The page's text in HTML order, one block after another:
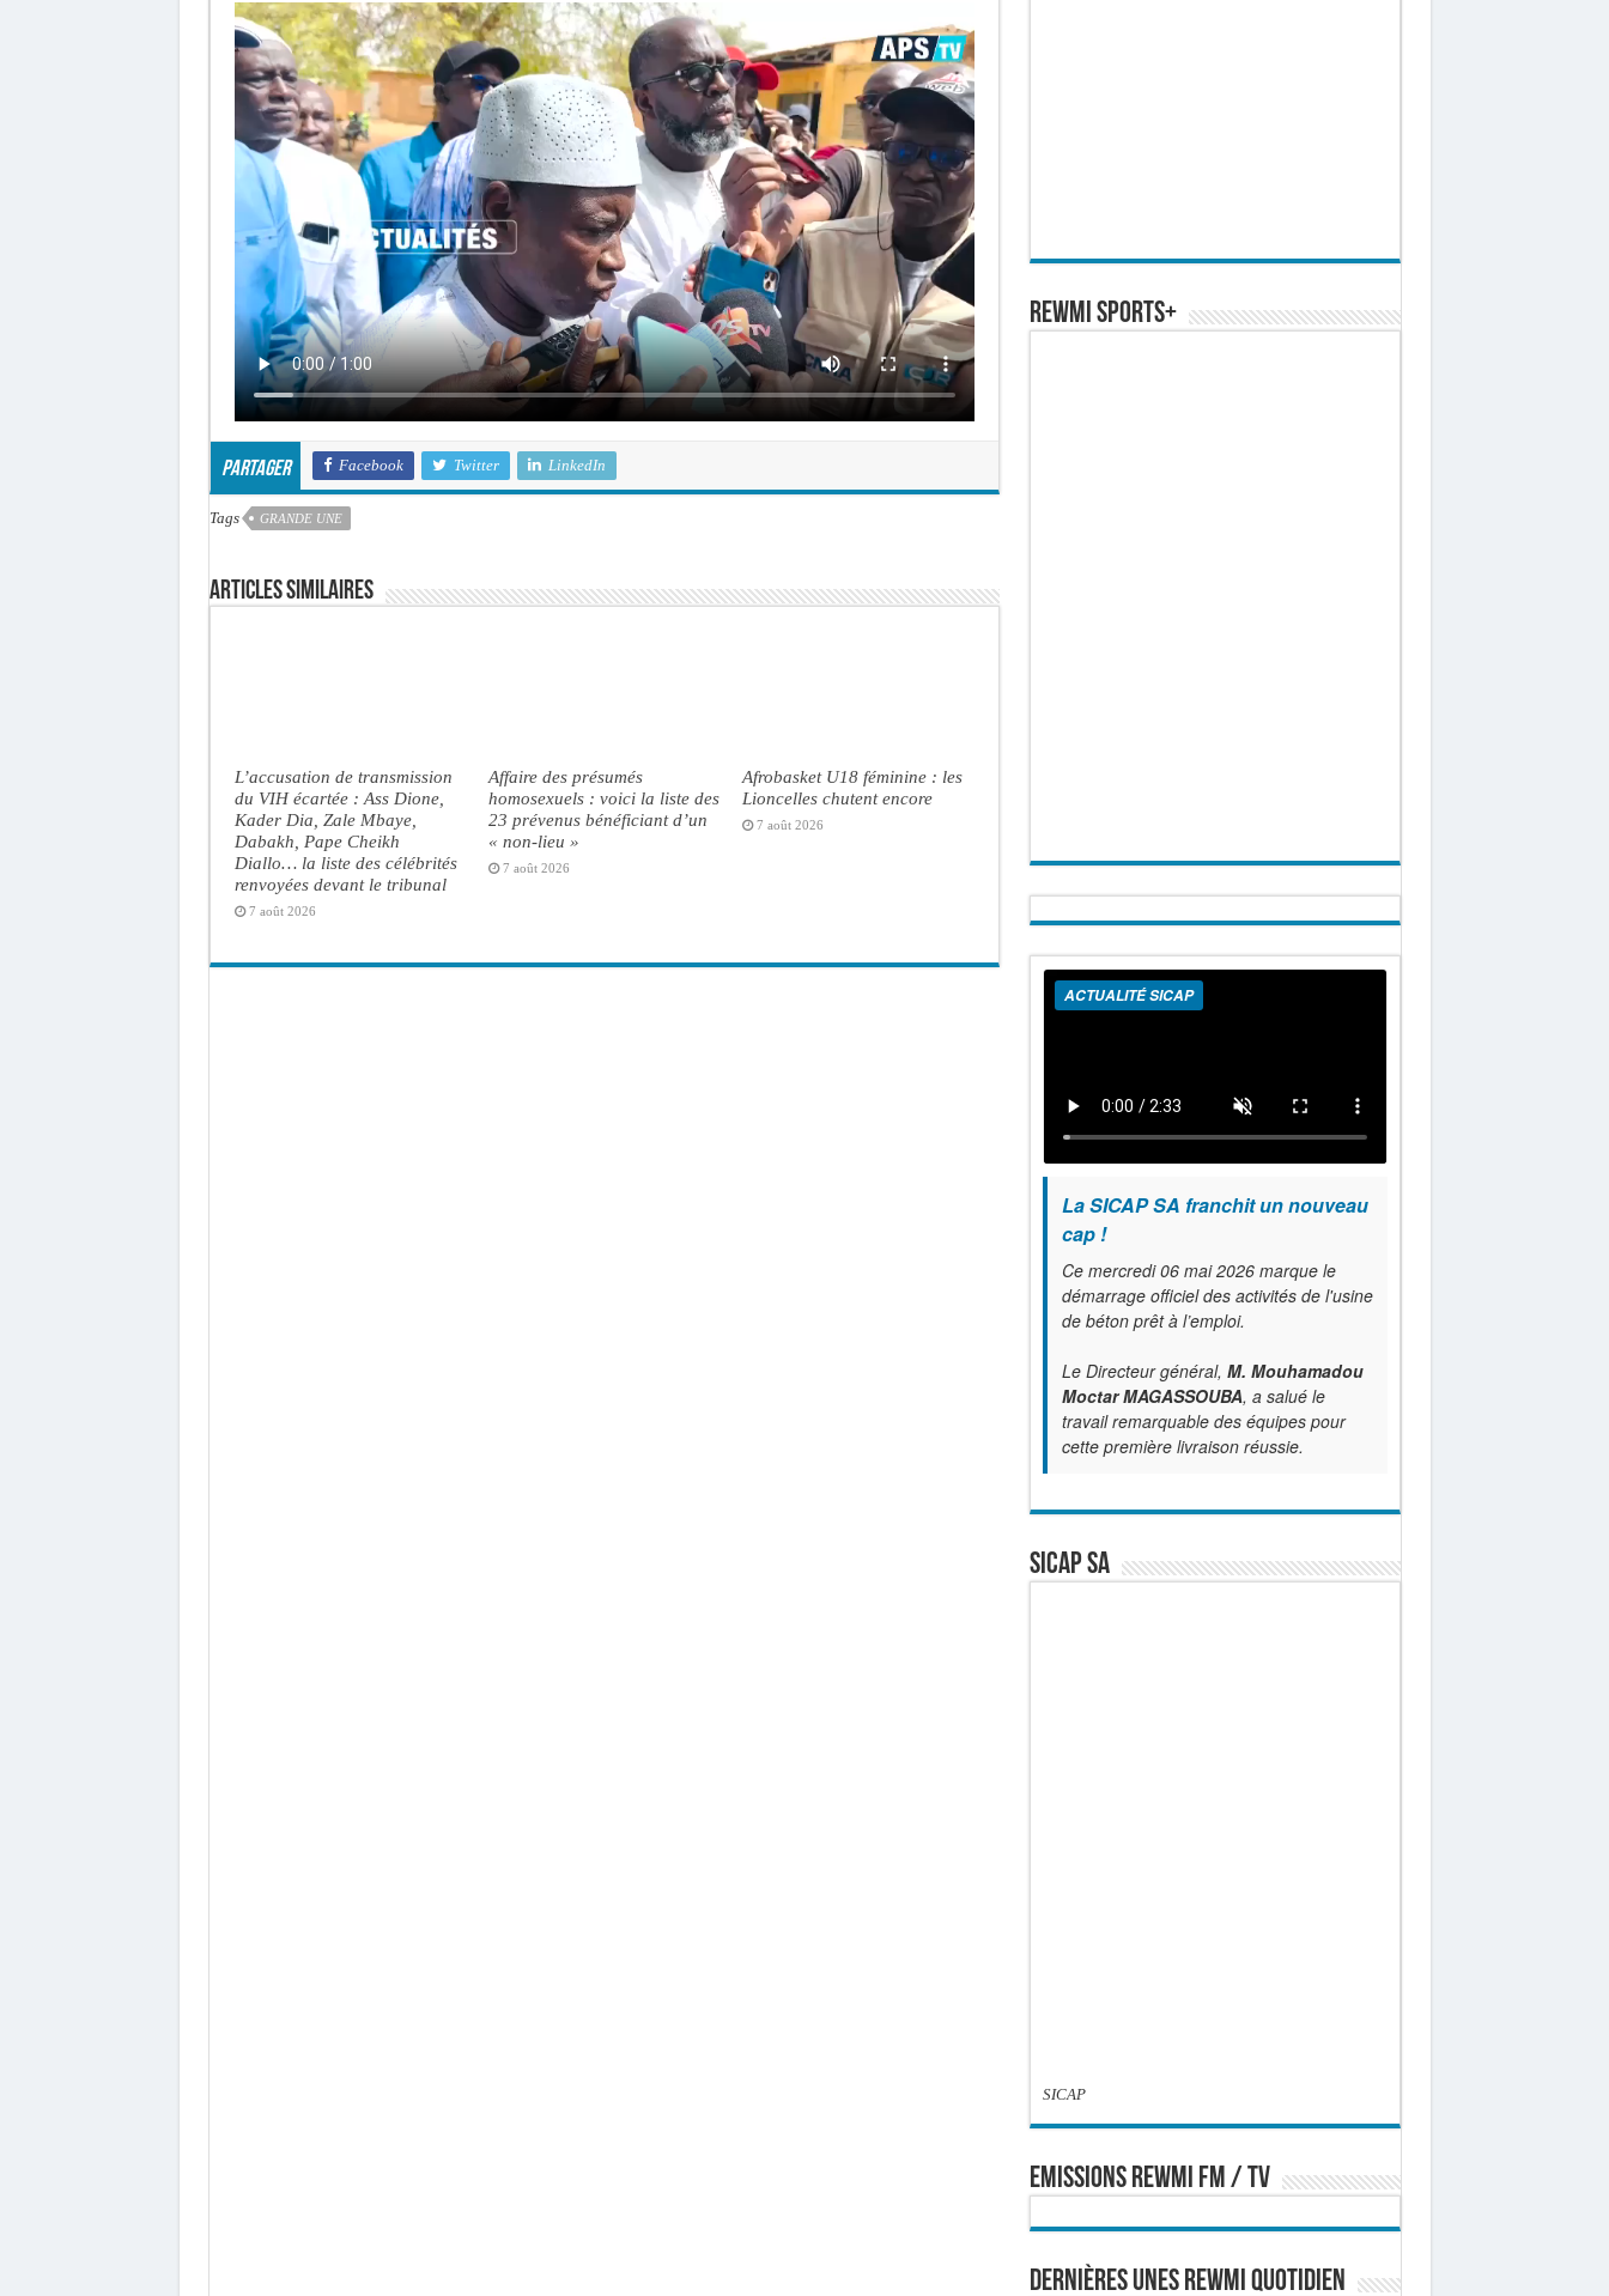
Partager Facebook Twitter LinkedIn
Tags GRANDE UNE
Articles similaires
L’accusation de transmission
du VIH écartée : Ass Dione,
Kader Dia, Zale Mbaye,
Dabakh, Pape Cheikh
Diallo… la liste des célébrités
renvoyées devant le tribunal
7 août 2026
Affaire des présumés
homosexuels : voici la liste des
23 prévenus bénéficiant d’un
« non-lieu »
7 août 2026
Afrobasket U18 féminine : les
Lioncelles chutent encore
7 août 2026
REWMI SPORTS+
ACTUALITÉ SICAP
La SICAP SA franchit un nouveau
cap !
Ce mercredi 06 mai 2026 marque le
démarrage officiel des activités de l'usine
de béton prêt à l’emploi.
Le Directeur général, M. Mouhamadou
Moctar MAGASSOUBA, a salué le
travail remarquable des équipes pour
cette première livraison réussie.
SICAP SA
SICAP
EMISSIONS REWMI FM / TV
Dernières Unes Rewmi Quotidien